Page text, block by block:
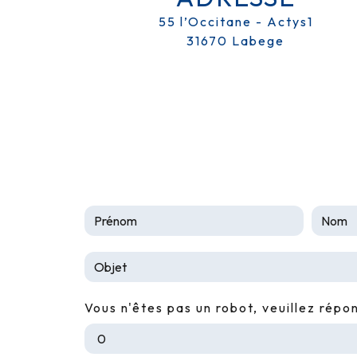
55 l’Occitane - Actys1
31670 Labege
Vous n'êtes pas un robot, veuillez